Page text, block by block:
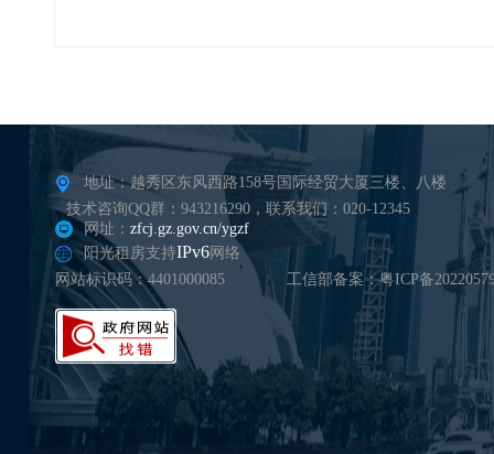
地址：越秀区东风西路158号国际经贸大厦三楼、八楼
技术咨询QQ群：943216290，联系我们：020-12345
网址： zfcj.gz.gov.cn/ygzf
阳光租房支持IPv6网络
网站标识码：4401000085
工信部备案：粤ICP备